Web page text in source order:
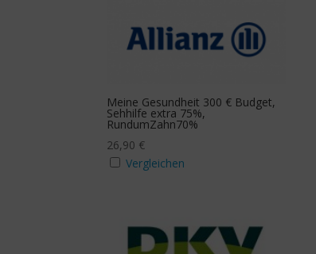
Meine Gesundheit 300 € Budget,
Sehhilfe extra 75%,
RundumZahn70%
26,90 €
Vergleichen